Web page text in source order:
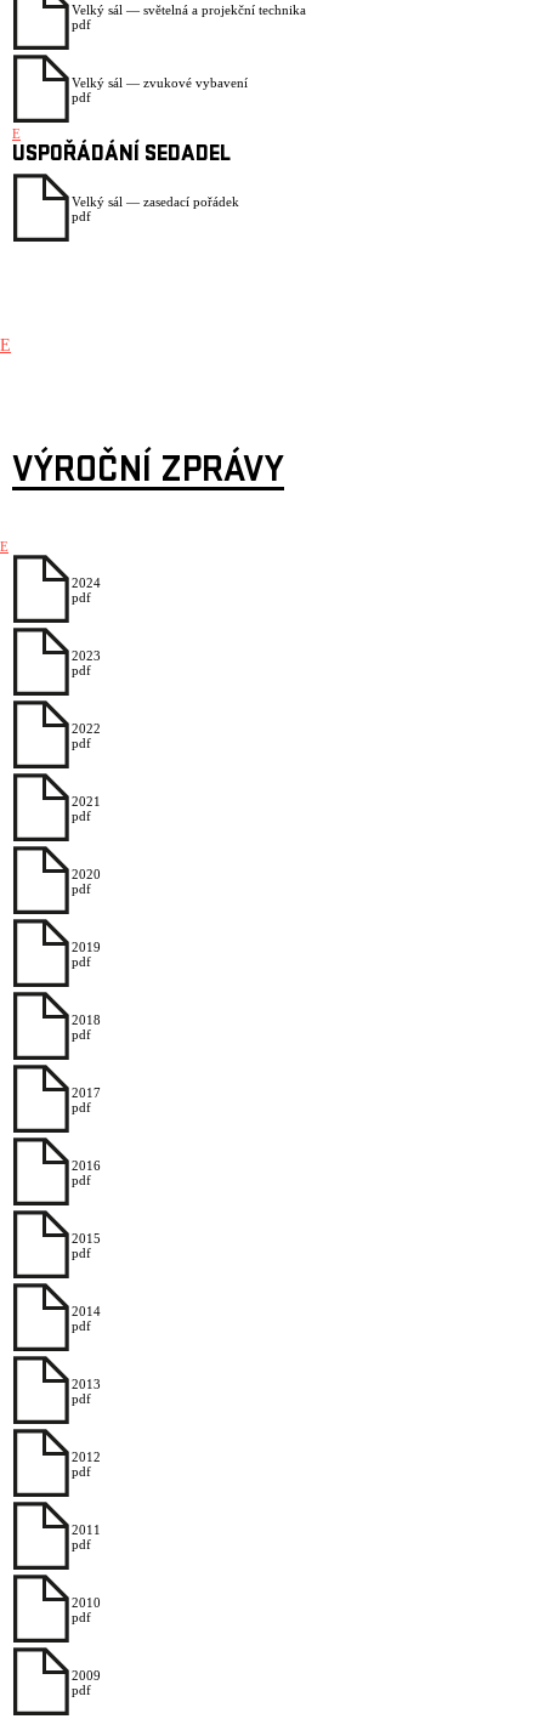
Velký sál — světelná a projekční technika
pdf
Velký sál — zvukové vybavení
pdf
E
USPOŘÁDÁNÍ SEDADEL
Velký sál — zasedací pořádek
pdf
E
VÝROČNÍ ZPRÁVY
E
2024
pdf
2023
pdf
2022
pdf
2021
pdf
2020
pdf
2019
pdf
2018
pdf
2017
pdf
2016
pdf
2015
pdf
2014
pdf
2013
pdf
2012
pdf
2011
pdf
2010
pdf
2009
pdf